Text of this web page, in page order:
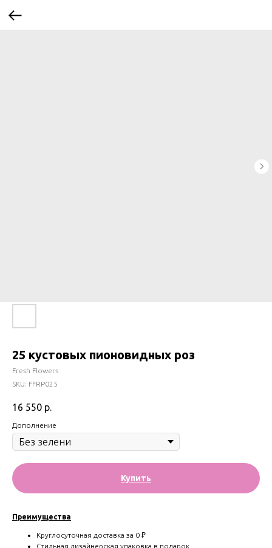
25 кустовых пионовидных роз
Fresh Flowers
SKU: FFRP025
16 550 р.
Дополнение
Купить
Преимущества
Круглосуточная доставка за 0 ₽
Стильная дизайнерская упаковка в подарок